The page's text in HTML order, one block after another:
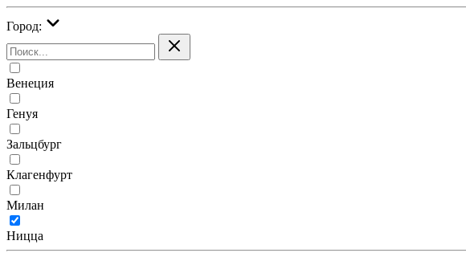
Город:
Венеция
Генуя
Зальцбург
Клагенфурт
Милан
Ницца